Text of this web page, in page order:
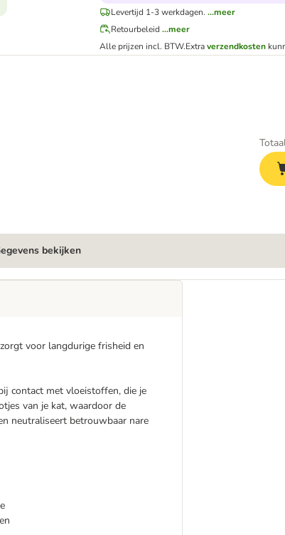
Levertijd 1-3 werkdagen. ...meer
Retourbeleid ...meer
Alle prijzen incl. BTW.Extraverzendkosten
bekijken
voor langdurige frisheid en
contact met vloeistoffen, die je
van je kat, waardoor de
neutraliseert betrouwbaar nare